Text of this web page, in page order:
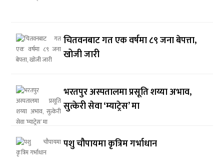
चितवनबाट गत एक वर्षमा ८९ जना बेपत्ता,
खोजी जारी
भरतपुर अस्पतालमा प्रसूति शय्या अभाव,
सुत्केरी सेवा ‘म्याट्रेस’ मा
पशु चौपायमा कृत्रिम गर्भाधान